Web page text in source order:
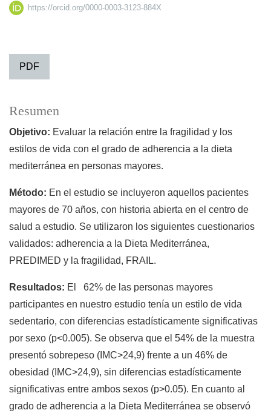
https://orcid.org/0000-0003-3123-884X
PDF
Resumen
Objetivo: Evaluar la relación entre la fragilidad y los
estilos de vida con el grado de adherencia a la dieta
mediterránea en personas mayores.
Método: En el estudio se incluyeron aquellos pacientes
mayores de 70 años, con historia abierta en el centro de
salud a estudio. Se utilizaron los siguientes cuestionarios
validados: adherencia a la Dieta Mediterránea,
PREDIMED y la fragilidad, FRAIL.
Resultados: El 62% de las personas mayores
participantes en nuestro estudio tenía un estilo de vida
sedentario, con diferencias estadísticamente significativas
por sexo (p<0.005). Se observa que el 54% de la muestra
presentó sobrepeso (IMC>24,9) frente a un 46% de
obesidad (IMC>24,9), sin diferencias estadísticamente
significativas entre ambos sexos (p>0.05). En cuanto al
grado de adherencia a la Dieta Mediterránea se observó